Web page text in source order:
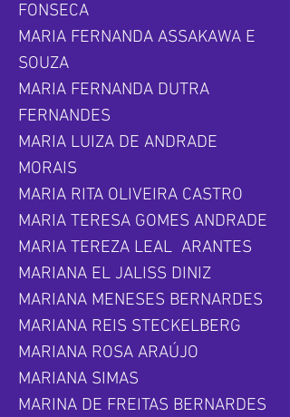
FONSECA
MARIA FERNANDA ASSAKAWA E
SOUZA
MARIA FERNANDA DUTRA
FERNANDES
MARIA LUIZA DE ANDRADE
MORAIS
MARIA RITA OLIVEIRA CASTRO
MARIA TERESA GOMES ANDRADE
MARIA TEREZA LEAL ARANTES
MARIANA EL JALISS DINIZ
MARIANA MENESES BERNARDES
MARIANA REIS STECKELBERG
MARIANA ROSA ARAÚJO
MARIANA SIMAS
MARINA DE FREITAS BERNARDES